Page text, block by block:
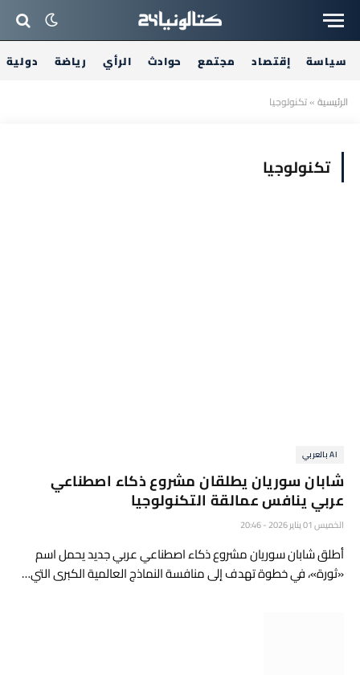
سياسة إقتصاد مجتمع حوادث الرأي رياضة دولية
الرئيسية»تكنولوجيا
تكنولوجيا
AI بالعربي
شابان سوريان يطلقان مشروع ذكاء اصطناعي
عربي ينافس عمالقة التكنولوجيا
الخميس 01 يناير 2026 - 20:46
أطلق شابان سوريان مشروع ذكاء اصطناعي عربي جديد يحمل اسم
«ثورة»، في خطوة تهدف إلى منافسة النماذج العالمية الكبرى التي…